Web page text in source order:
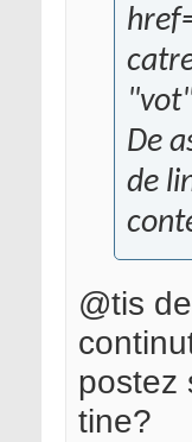
De
de
@tis
postez
tine?